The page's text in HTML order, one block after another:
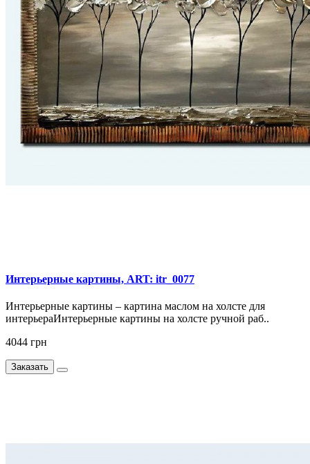
Интерьерные картины, ART: itr_0077
Интерьерные картины – картина маслом на холсте для
интерьераИнтерьерные картины на холсте ручной раб..
4044 грн
Заказать